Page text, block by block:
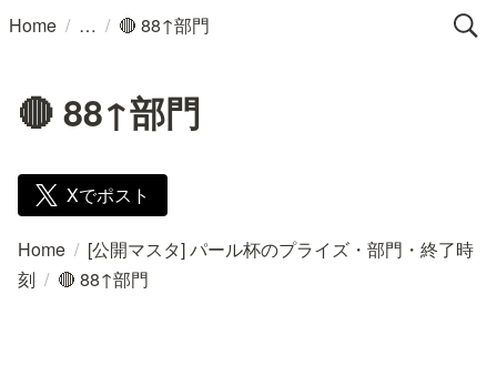
Home / / 🔴 88↑部門
🔴 88↑部門
Xでポスト
Home / [公開マスタ] パール杯のプライズ・部門・終了時
刻 / 🔴 88↑部門